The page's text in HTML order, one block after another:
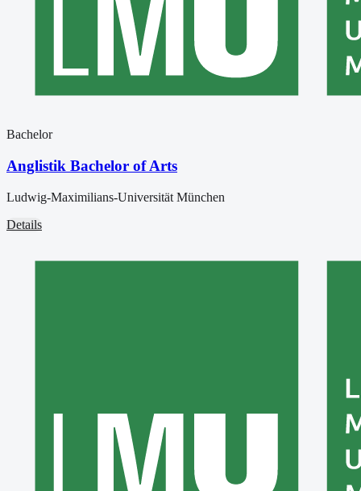
Bachelor
Anglistik Bachelor of Arts
Ludwig-Maximilians-Universität München
Details